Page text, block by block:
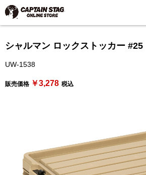
シャルマン ロックストッカー #25
UW-1538
販売価格 ￥3,278 税込